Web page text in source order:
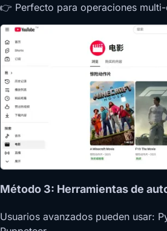
👉 Perfecto para operaciones multi-
Método 3: Herramientas de
Usuarios avanzados pueden usar: